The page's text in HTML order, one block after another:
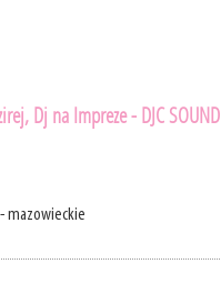
Dj na Impreze - DJC SOUND
mazowieckie